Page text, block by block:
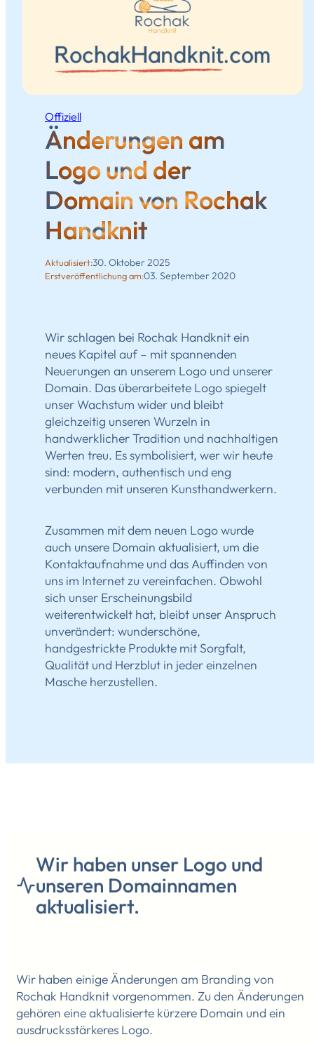
Offiziell
Änderungen am
Logo und der
Domain von Rochak
Handknit
Aktualisiert:30. Oktober 2025
Erstveröffentlichung am:03. September 2020
Wir schlagen bei Rochak Handknit ein
neues Kapitel auf – mit spannenden
Neuerungen an unserem Logo und unserer
Domain. Das überarbeitete Logo spiegelt
unser Wachstum wider und bleibt
gleichzeitig unseren Wurzeln in
handwerklicher Tradition und nachhaltigen
Werten treu. Es symbolisiert, wer wir heute
sind: modern, authentisch und eng
verbunden mit unseren Kunsthandwerkern.
Zusammen mit dem neuen Logo wurde
auch unsere Domain aktualisiert, um die
Kontaktaufnahme und das Auffinden von
uns im Internet zu vereinfachen. Obwohl
sich unser Erscheinungsbild
weiterentwickelt hat, bleibt unser Anspruch
unverändert: wunderschöne,
handgestrickte Produkte mit Sorgfalt,
Qualität und Herzblut in jeder einzelnen
Masche herzustellen.
Wir haben unser Logo und
unseren Domainnamen
aktualisiert.
Wir haben einige Änderungen am Branding von
Rochak Handknit vorgenommen. Zu den Änderungen
gehören eine aktualisierte kürzere Domain und ein
ausdrucksstärkeres Logo.